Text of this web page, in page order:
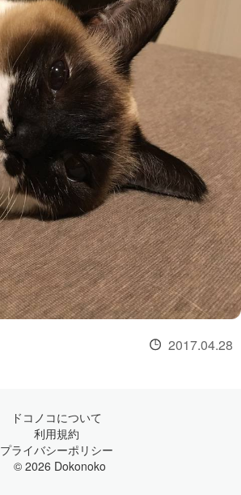
2017.04.28
ドコノコについて
利用規約
プライバシーポリシー
© 2026 Dokonoko